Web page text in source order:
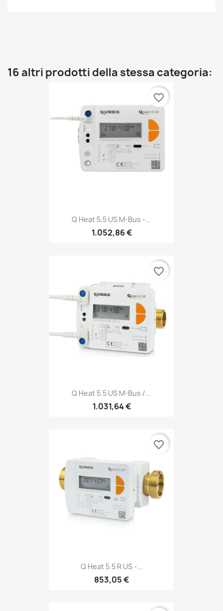
16 altri prodotti della stessa categoria:
Q Heat 5.5 US M-Bus -...
1.052,86 €
favorite_border
Q Heat 5.5 US M-Bus /...
1.031,64 €
favorite_border
Q Heat 5.5 R US -...
853,05 €
favorite_border